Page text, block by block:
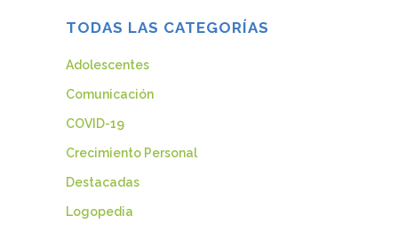
TODAS LAS CATEGORÍAS
Adolescentes
Comunicación
COVID-19
Crecimiento Personal
Destacadas
Logopedia